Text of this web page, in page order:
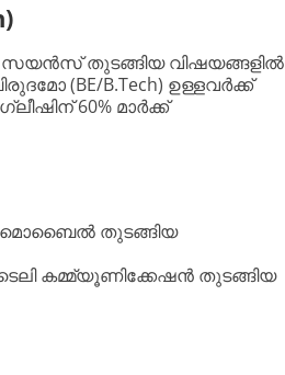
സയൻസ് തുടങ്ങിയ വിഷയങ്ങളിൽ
(BE/B.Tech) ഉള്ളവർക്ക്
60% മാർക്ക്
തുടങ്ങിയ
കമ്മ്യൂണിക്കേഷൻ തുടങ്ങിയ